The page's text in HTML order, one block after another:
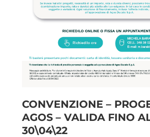
CONVENZIONE –
AGOS – VALIDA FINO
30\04\22